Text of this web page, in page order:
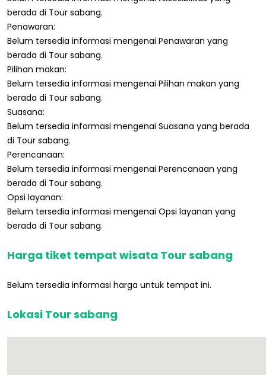
berada di Tour sabang.
Penawaran:
Belum tersedia informasi mengenai Penawaran yang
berada di Tour sabang.
Pilihan makan:
Belum tersedia informasi mengenai Pilihan makan yang
berada di Tour sabang.
Suasana:
Belum tersedia informasi mengenai Suasana yang berada
di Tour sabang.
Perencanaan:
Belum tersedia informasi mengenai Perencanaan yang
berada di Tour sabang.
Opsi layanan:
Belum tersedia informasi mengenai Opsi layanan yang
berada di Tour sabang.
Harga tiket tempat wisata Tour sabang
Belum tersedia informasi harga untuk tempat ini.
Lokasi Tour sabang